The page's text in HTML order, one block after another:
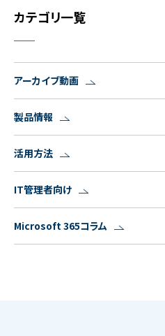
カテゴリ一覧
アーカイブ動画
製品情報
活用方法
IT管理者向け
Microsoft 365コラム